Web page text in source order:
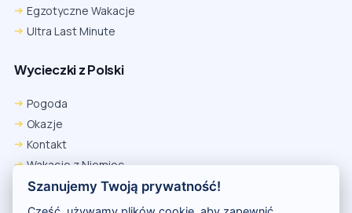
Egzotyczne Wakacje
Ultra Last Minute
Wycieczki z Polski
Pogoda
Okazje
Kontakt
Wakacje z Niemiec
Polityka Prywatności
Wakacje w Egipcie
Firefox
Ustawienia → Prywatność i bezpieczeństwo → Pliki cookie innych
firm → ustaw „Zezwalaj”.
Na czas rezerwacji nie blokuj cookies i śledzenia dla tej witryny.
Szanujemy Twoją prywatność!